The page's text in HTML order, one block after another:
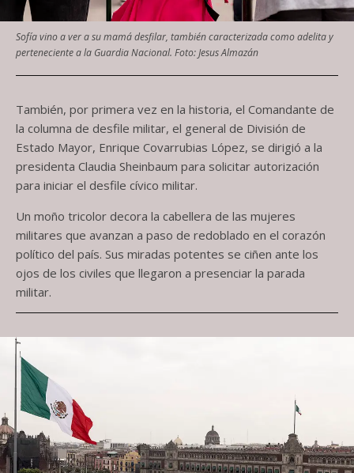
Sofía vino a ver a su mamá desfilar, también caracterizada como adelita y
perteneciente a la Guardia Nacional. Foto: Jesus Almazán
También, por primera vez en la historia, el Comandante de
la columna de desfile militar, el general de División de
Estado Mayor, Enrique Covarrubias López, se dirigió a la
presidenta Claudia Sheinbaum para solicitar autorización
para iniciar el desfile cívico militar.
Un moño tricolor decora la cabellera de las mujeres
militares que avanzan a paso de redoblado en el corazón
político del país. Sus miradas potentes se ciñen ante los
ojos de los civiles que llegaron a presenciar la parada
militar.